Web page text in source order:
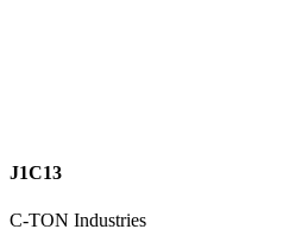
J1C13
C-TON Industries